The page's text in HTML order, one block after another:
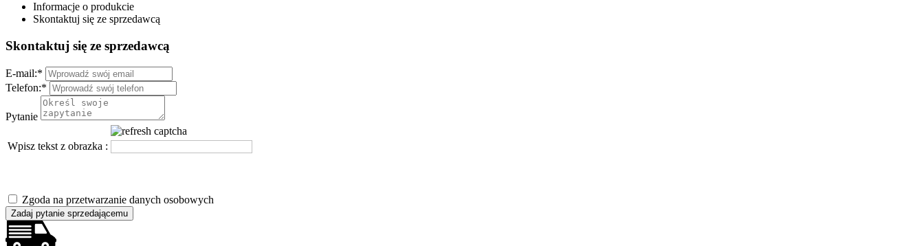
Informacje o produkcie
Skontaktuj się ze sprzedawcą
Skontaktuj się ze sprzedawcą
E-mail:*
Telefon:*
Pytanie
Wpisz tekst z obrazka :
Zgoda na przetwarzanie danych osobowych
Zadaj pytanie sprzedającemu